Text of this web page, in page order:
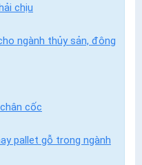
chịu
ngành thủy sản, đông
cốc
pallet gỗ trong ngành